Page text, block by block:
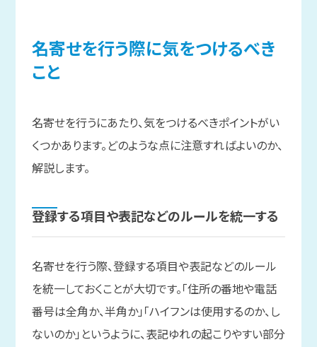
名寄せを行う際に気をつけるべき
こと
名寄せを行うにあたり、気をつけるべきポイントがい
くつかあります。どのような点に注意すればよいのか、
解説します。
登録する項目や表記などのルールを統一する
名寄せを行う際、登録する項目や表記などのルール
を統一しておくことが大切です。「住所の番地や電話
番号は全角か、半角か」「ハイフンは使用するのか、し
ないのか」というように、表記ゆれの起こりやすい部分